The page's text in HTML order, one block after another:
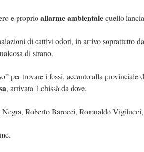
e proprioallarme ambientalequello
di cattivi odori, in arrivo soprattutto
di strano.
per trovare i fossi, accanto alla
, arrivata lì chissà da dove.
Roberto Barocci, Romualdo